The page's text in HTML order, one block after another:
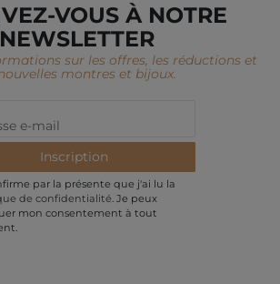
VOUS À NOTRE
NEWSLETTER
sur les offres, les réductions et
montres et bijoux.
Inscription
par la présente que j'ai lu la
de confidentialité . Je peux
mon consentement à tout